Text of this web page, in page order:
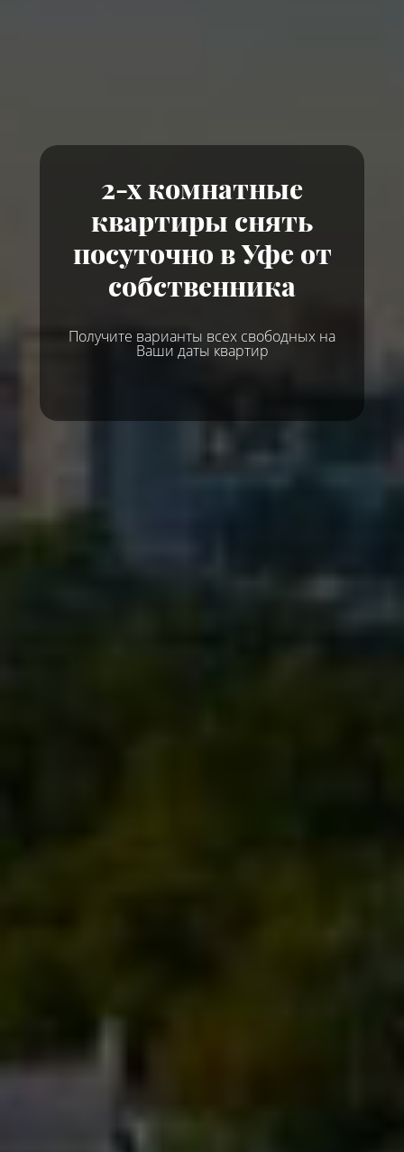
2-х комнатные
квартиры снять
посуточно в Уфе от
собственника
Получите варианты всех свободных на
Ваши даты квартир